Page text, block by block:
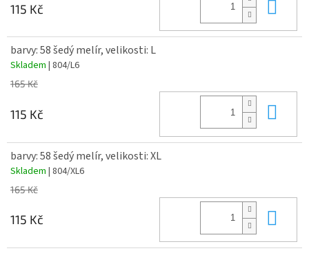
115 Kč
barvy: 58 šedý melír, velikosti: L
Skladem | 804/L6
165 Kč
115 Kč
barvy: 58 šedý melír, velikosti: XL
Skladem | 804/XL6
165 Kč
115 Kč